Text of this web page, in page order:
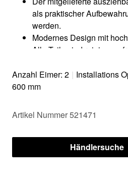
als praktischer
werden.​
Modernes Design mit
Alle Teile sind
Optional erhältliches
zu einer individuellen
Anzahl Eimer: 2 | Installations
600 mm
Artikel Nummer 521471
Händlersuche